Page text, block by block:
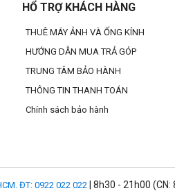
HỔ TRỢ KHÁCH HÀNG
THUÊ MÁY ẢNH VÀ ỐNG KÍNH
HƯỚNG DẪN MUA TRẢ GÓP
TRUNG TÂM BẢO HÀNH
THÔNG TIN THANH TOÁN
Chính sách bảo hành
ĐT: 0922 022 022 | 8h30 - 21h00